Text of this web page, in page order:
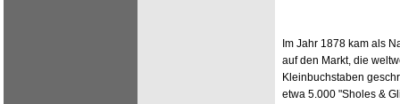
Im Jahr 1878 kam als
auf den Markt, die
Kleinbuchstaben
etwa 5.000 "Sholes &